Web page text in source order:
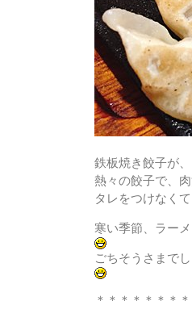
鉄板焼き餃子が
熱々の餃子で、
タレをつけなく
寒い季節、ラー
ごちそうさまで
＊＊＊＊＊＊＊